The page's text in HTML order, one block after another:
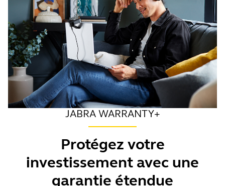
JABRA WARRANTY+
Protégez votre
investissement avec une
garantie étendue